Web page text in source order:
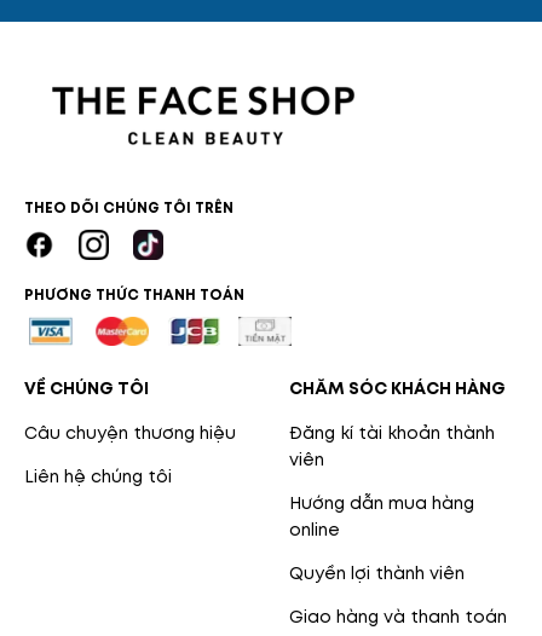
THEO DÕI CHÚNG TÔI TRÊN
PHƯƠNG THỨC THANH TOÁN
VỀ CHÚNG TÔI
Câu chuyện thương hiệu
Liên hệ chúng tôi
CHĂM SÓC KHÁCH HÀNG
Đăng kí tài khoản thành
viên
Hướng dẫn mua hàng
online
Quyền lợi thành viên
Giao hàng và thanh toán